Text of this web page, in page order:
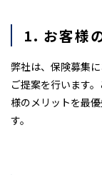
1. お客様
弊社は、保険募集
ご提案を行います
様のメリットを最
す。